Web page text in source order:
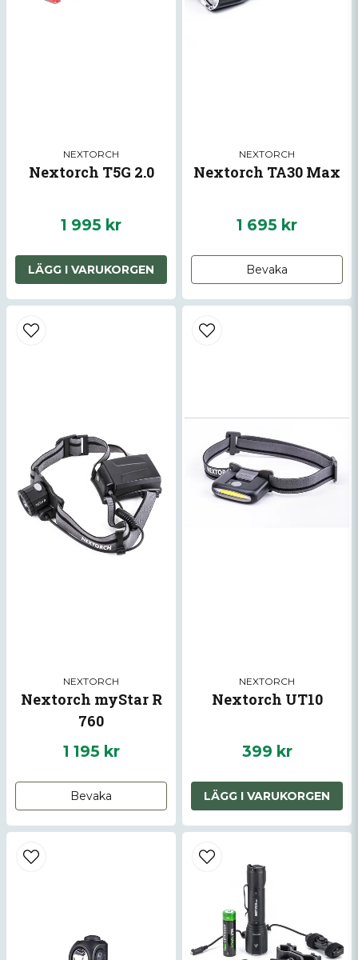
NEXTORCH
Nextorch T5G 2.0
1 995 kr
LÄGG I VARUKORGEN
NEXTORCH
Nextorch TA30 Max
1 695 kr
Bevaka
NEXTORCH
Nextorch myStar R
760
1 195 kr
Bevaka
NEXTORCH
Nextorch UT10
399 kr
LÄGG I VARUKORGEN